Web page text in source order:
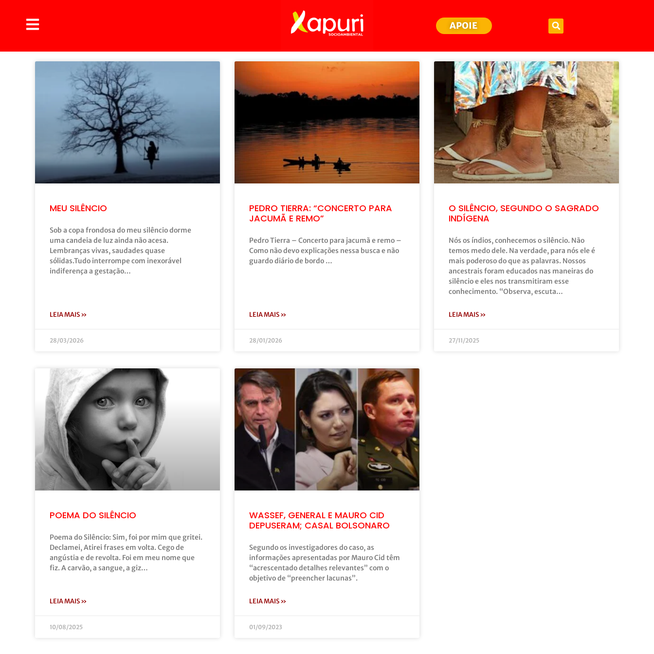
APOIE
MEU SILÊNCIO
Sob a copa frondosa do meu silêncio dorme
uma candeia de luz ainda não acesa.
Lembranças vivas, saudades quase
sólidas.Tudo interrompe com inexorável
indiferença a gestação…
LEIA MAIS »
28/03/2026
PEDRO TIERRA: “CONCERTO PARA
JACUMÃ E REMO”
Pedro Tierra – Concerto para jacumã e remo –
Como não devo explicações nessa busca e não
guardo diário de bordo …
LEIA MAIS »
28/01/2026
O SILÊNCIO, SEGUNDO O SAGRADO
INDÍGENA
Nós os índios, conhecemos o silêncio. Não
temos medo dele. Na verdade, para nós ele é
mais poderoso do que as palavras. Nossos
ancestrais foram educados nas maneiras do
silêncio e eles nos transmitiram esse
conhecimento. “Observa, escuta…
LEIA MAIS »
27/11/2025
POEMA DO SILÊNCIO
Poema do Silêncio: Sim, foi por mim que gritei.
Declamei, Atirei frases em volta. Cego de
angústia e de revolta. Foi em meu nome que
fiz. A carvão, a sangue, a giz…
LEIA MAIS »
10/08/2025
WASSEF, GENERAL E MAURO CID
DEPUSERAM; CASAL BOLSONARO
Segundo os investigadores do caso, as
informações apresentadas por Mauro Cid têm
“acrescentado detalhes relevantes” com o
objetivo de “preencher lacunas”.
LEIA MAIS »
01/09/2023